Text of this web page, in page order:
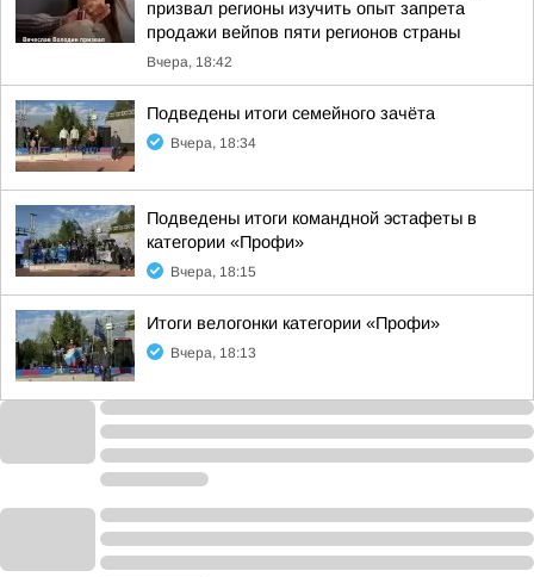
призвал регионы изучить опыт запрета
продажи вейпов пяти регионов страны
Вчера, 18:42
Подведены итоги семейного зачёта
Вчера, 18:34
Подведены итоги командной эстафеты в
категории «Профи»
Вчера, 18:15
Итоги велогонки категории «Профи»
Вчера, 18:13